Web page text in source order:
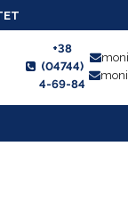
+38
(04744)
4-69-84